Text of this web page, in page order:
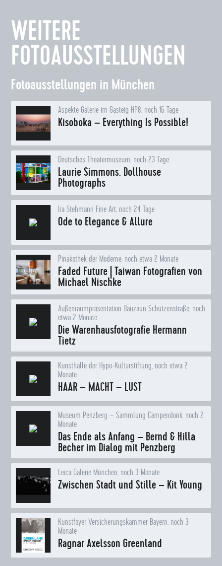
WEITERE
FOTOAUSSTELLUNGEN
Fotoausstellungen in München
Aspekte Galerie im Gasteig HP8, noch 16 Tage
Kisoboka – Everything Is Possible!
Deutsches Theatermuseum, noch 23 Tage
Laurie Simmons. Dollhouse
Photographs
Ira Stehmann Fine Art, noch 24 Tage
Ode to Elegance & Allure
Pinakothek der Moderne, noch etwa 2 Monate
Faded Future | Taiwan Fotografien von
Michael Nischke
Außenraumpräsentation Bauzaun Schützenstraße, noch
etwa 2 Monate
Die Warenhausfotografie Hermann
Tietz
Kunsthalle der Hypo-Kulturstiftung, noch etwa 2
Monate
HAAR – MACHT – LUST
Museum Penzberg – Sammlung Campendonk, noch 2
Monate
Das Ende als Anfang – Bernd & Hilla
Becher im Dialog mit Penzberg
Leica Galerie München, noch 3 Monate
Zwischen Stadt und Stille – Kit Young
Kunstfoyer Versicherungskammer Bayern, noch 3
Monate
Ragnar Axelsson Greenland